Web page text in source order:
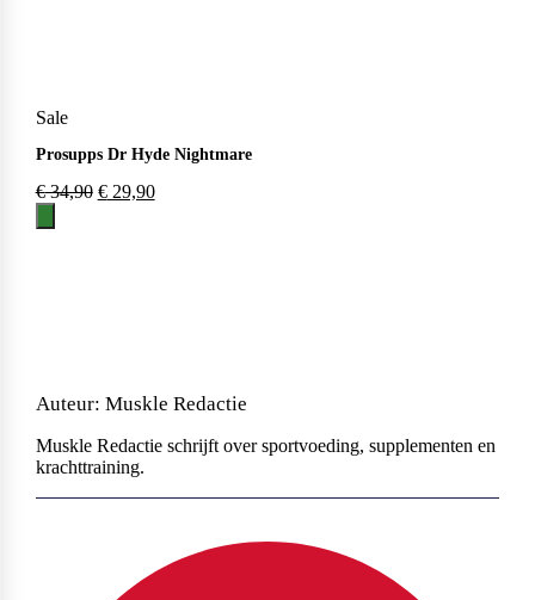
Sale
Prosupps Dr Hyde Nightmare
€34,90 €29,90
Auteur: Muskle Redactie
Muskle Redactie schrijft over sportvoeding, supplementen en
krachttraining.